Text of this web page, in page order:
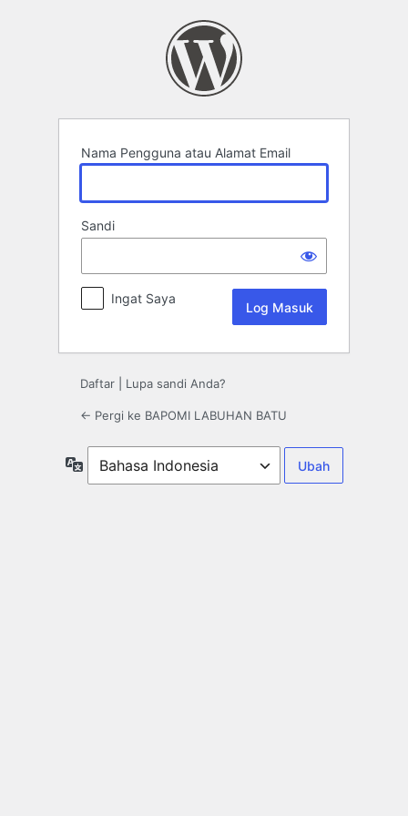
Nama Pengguna atau Alamat Email
Sandi
Ingat Saya
Daftar Lupa sandi Anda?
← Pergi ke BAPOMI LABUHAN BATU
Bahasa